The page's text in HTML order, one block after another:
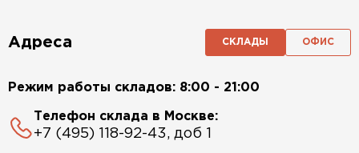
Адреса СКЛАДЫ ОФИС
Режим работы складов: 8:00 - 21:00
Телефон склада в Москве:
+7 (495) 118-92-43, доб 1